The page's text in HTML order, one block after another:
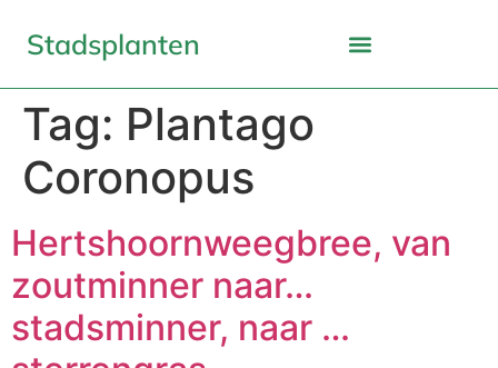
Stadsplanten
Tag: Plantago
Coronopus
Hertshoornweegbree, van
zoutminner naar…
stadsminner, naar …